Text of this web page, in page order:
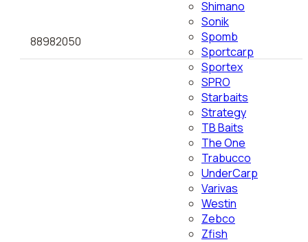
Shimano
Sonik
Spomb
Sportcarp
Sportex
SPRO
Starbaits
Strategy
TB Baits
The One
Trabucco
UnderCarp
Varivas
Westin
Zebco
Zfish
88982050